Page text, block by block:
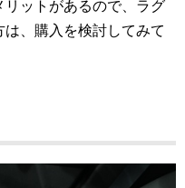
リットがあるので、ラグ
、購入を検討してみて